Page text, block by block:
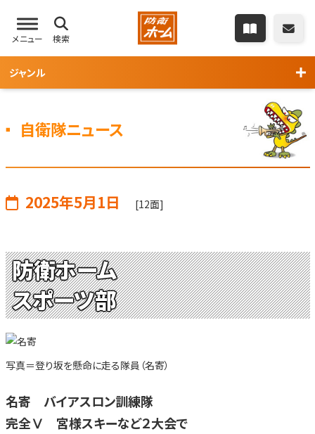
メニュー 検索
ジャンル
自衛隊ニュース
2025年5月1日 [12面]
防衛ホーム
スポーツ部
写真＝登り坂を懸命に走る隊員（名寄）
名寄 バイアスロン訓練隊
完全Ⅴ 宮様スキーなど２大会で